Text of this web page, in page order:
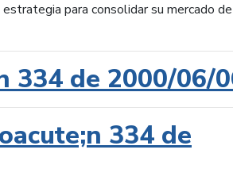
para consolidar su mercado de
334 de 2000/06/
334 de